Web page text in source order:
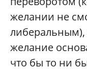
желании не
либеральным),
желание
что бы то ни